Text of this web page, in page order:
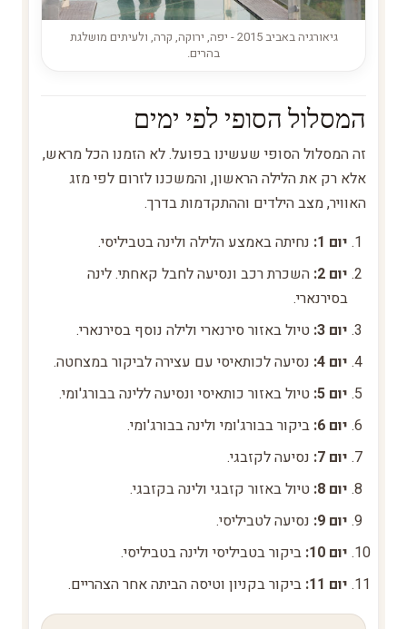
גיאורגיה באביב 2015 - יפה, ירוקה, קרה, ולעיתים מושלגת
בהרים.
המסלול הסופי לפי ימים
זה המסלול הסופי שעשינו בפועל. לא הזמנו הכל מראש,
אלא רק את הלילה הראשון, והמשכנו לזרום לפי מזג
האוויר, מצב הילדים וההתקדמות בדרך.
יום 1:
נחיתה באמצע הלילה ולינה בטביליסי.
יום 2:
השכרת רכב ונסיעה לחבל קאחתי. לינה
בסירנארי.
יום 3:
טיול באזור סירנארי ולילה נוסף בסירנארי.
יום 4:
נסיעה לכותאיסי עם עצירה לביקור במצחטה.
יום 5:
טיול באזור כותאיסי ונסיעה ללינה בבורג'ומי.
יום 6:
ביקור בבורג'ומי ולינה בבורג'ומי.
יום 7:
נסיעה לקזבגי.
יום 8:
טיול באזור קזבגי ולינה בקזבגי.
יום 9:
נסיעה לטביליסי.
יום 10:
ביקור בטביליסי ולינה בטביליסי.
יום 11:
ביקור בקניון וטיסה הביתה אחר הצהריים.